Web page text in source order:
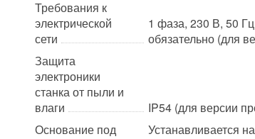
Требования к
электрической
сети
1 фаза, 230 В, 50
обязательно (для
Защита
электроники
станка от пыли и
влаги
IP54 (для версии
Основание под
Устанавливается